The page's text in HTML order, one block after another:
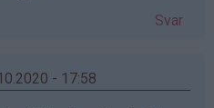
Svar
- 17:58